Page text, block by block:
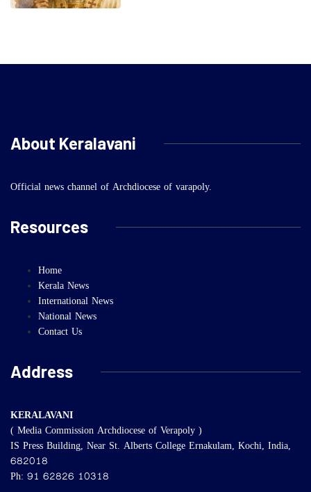
About Keralavani
Official news channel of Archdiocese of varapoly.
Resources
Home
Kerala News
International News
National News
Contact Us
Address
KERALAVANI
( Media Commission Archdiocese of Verapoly )
IS Press Building, Near St. Alberts College Ernakulam, Kochi, India,
682018
Ph: 91 62826 10318